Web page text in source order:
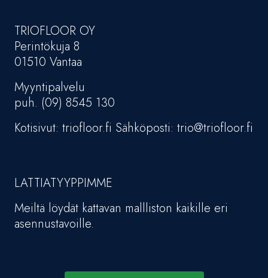
TRIOFLOOR OY
Perintökuja 8
01510 Vantaa
Myyntipalvelu
puh. (09) 8545 130
Kotisivut: triofloor.fi Sähköposti: trio@triofloor.fi
LATTIATYYPPIMME
Meiltä löydät kattavan mallliston kaikille eri
asennustavoille.